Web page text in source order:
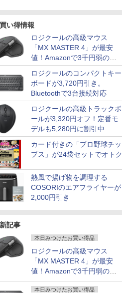
い得情報
ロジクールの高級マウス
「MX MASTER 4」が最安
値！Amazonで3千円弱の割
引
ロジクールのコンパクトキー
ボードが3,720円引き。
Bluetoothで3台接続対応
ロジクールの高級トラックボ
ールが3,320円オフ！定番モ
デルも5,280円に割引中
カード付きの「プロ野球チッ
プス」が24袋セットでオトク
熱風で揚げ物を調理する
COSORIのエアフライヤーが
2,000円引き
記事
本日みつけたお買い得品
ロジクールの高級マウス
「MX MASTER 4」が最安
値！Amazonで3千円弱の割
引
本日みつけたお買い得品